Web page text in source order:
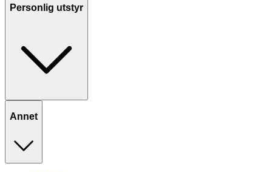
Personlig utstyr
Annet